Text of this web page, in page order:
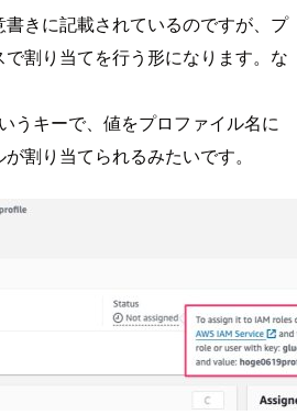
きに記載されているのですが、プ
割り当てを行う形になります。な
うキーで、値をプロファイル名に
割り当てられるみたいです。